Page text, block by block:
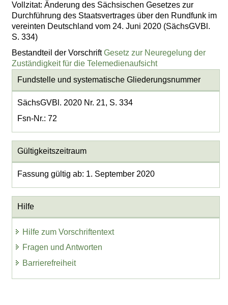
Vollzitat: Änderung des Sächsischen Gesetzes zur
Durchführung des Staatsvertrages über den Rundfunk im
vereinten Deutschland vom 24. Juni 2020 (SächsGVBl.
S. 334)
Bestandteil der VorschriftGesetz zur Neuregelung der
Zuständigkeit für die Telemedienaufsicht
Fundstelle und systematische Gliederungsnummer
SächsGVBl. 2020 Nr. 21, S. 334
Fsn-Nr.: 72
Gültigkeitszeitraum
Fassung gültig ab: 1. September 2020
Hilfe
Hilfe zum Vorschriftentext
Fragen und Antworten
Barrierefreiheit